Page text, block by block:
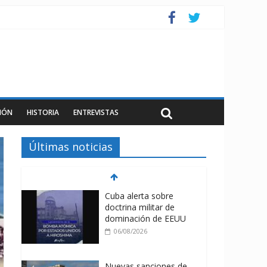
HISTORIA ENTREVISTAS
Últimas noticias
Cuba alerta sobre
doctrina militar de
dominación de EEUU
06/08/2026